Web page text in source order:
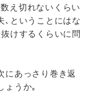
え切れないくらい
､ということにはな
けするくらいに問
にあっさり巻き返
ょうか｡